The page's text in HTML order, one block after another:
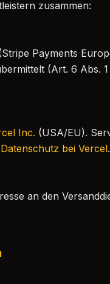
zusammen:
Payments
(Art. 6 Abs. 1
Inc. (USA/EU).
Datenschutz bei Vercel.
an den